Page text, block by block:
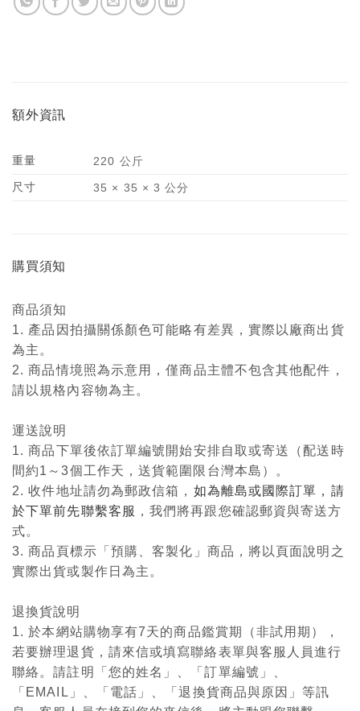
額外資訊
重量
220 公斤
尺寸
35 × 35 × 3 公分
購買須知
商品須知
1. 產品因拍攝關係顏色可能略有差異，實際以廠商出貨
為主。
2. 商品情境照為示意用，僅商品主體不包含其他配件，
請以規格內容物為主。
運送說明
1. 商品下單後依訂單編號開始安排自取或寄送（配送時
間約1～3個工作天，送貨範圍限台灣本島）。
2. 收件地址請勿為郵政信箱， 如為離島或國際訂單，請
於下單前先聯繫客服 ，我們將再跟您確認郵資與寄送方
式。
3. 商品頁標示「預購、客製化」商品，將以頁面說明之
實際出貨或製作日為主。
退換貨說明
1. 於本網站購物享有7天的商品鑑賞期（非試用期），
若要辦理退貨，請來信或填寫聯絡表單與客服人員進行
聯絡。請註明「您的姓名」、「訂單編號」、
「EMAIL」、「電話」、「退換貨商品與原因」等訊